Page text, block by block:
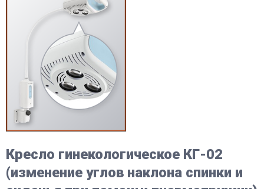
Кресло гинекологическое КГ-02
(изменение углов наклона спинки и